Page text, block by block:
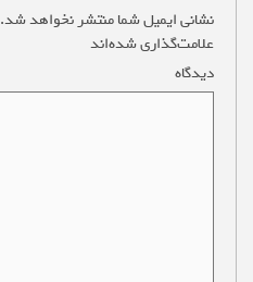
نشانی ایمیل شما منتشر نخواهد شد.
علامت‌گذاری شده‌اند
دیدگاه